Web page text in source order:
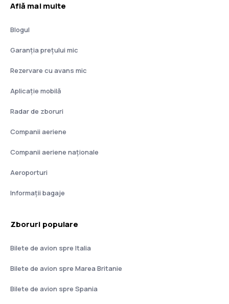
Află mai multe
Blogul
Garanția prețului mic
Rezervare cu avans mic
Aplicație mobilă
Radar de zboruri
Companii aeriene
Companii aeriene naţionale
Aeroporturi
Informații bagaje
Zboruri populare
Bilete de avion spre Italia
Bilete de avion spre Marea Britanie
Bilete de avion spre Spania